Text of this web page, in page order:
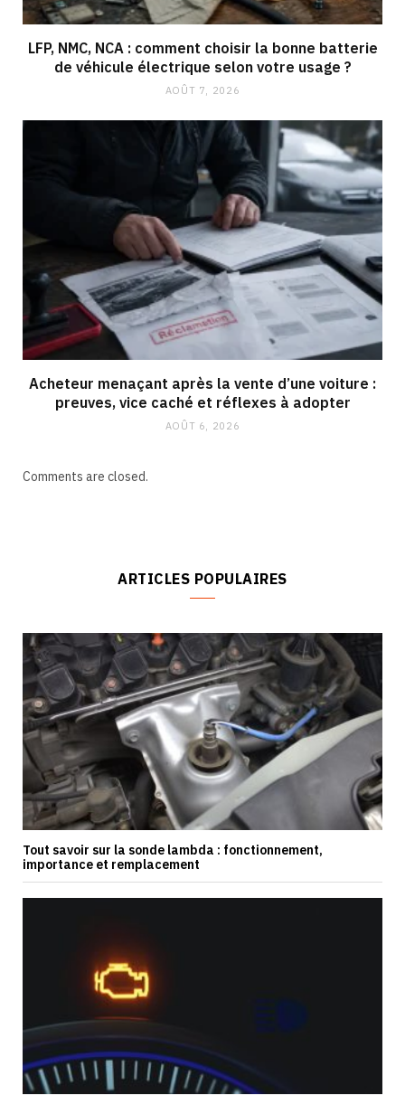
LFP, NMC, NCA : comment choisir la bonne batterie
de véhicule électrique selon votre usage ?
AOÛT 7, 2026
Acheteur menaçant après la vente d’une voiture :
preuves, vice caché et réflexes à adopter
AOÛT 6, 2026
Comments are closed.
ARTICLES POPULAIRES
Tout savoir sur la sonde lambda : fonctionnement,
importance et remplacement